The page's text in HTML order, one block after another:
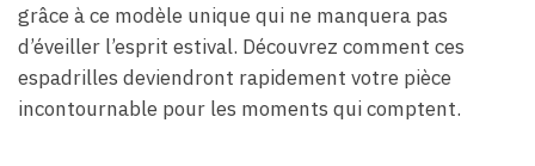
grâce à ce modèle unique qui ne manquera pas
d’éveiller l’esprit estival. Découvrez comment ces
espadrilles deviendront rapidement votre pièce
incontournable pour les moments qui comptent.